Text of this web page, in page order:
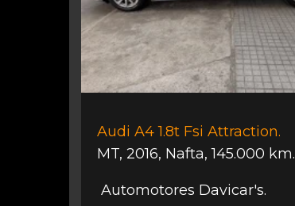
Audi A4 1.8t Fsi Attraction.
MT, 2016, Nafta,145.000 km.
Automotores Davicar's.